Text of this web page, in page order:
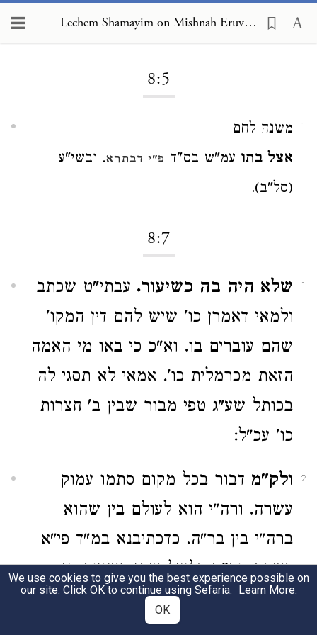
Lechem Shamayim on Mishnah Eruvin 8:5
8:5
1
משנה לחם
אצל בתו עמ"ש בס"ד פ"י דבתרא. ובשי"ע
(סל"ב).
8:7
1 שלא היה בה כשיעור. עבתי"ט שכתב
ולמאי דאמרן כו' שיש להם דין המקו'
שהם עוברים בו. וא"כ כי באו מי האמה
הזאת מכרמלית כו'. אמאי לא תסגי לה
בכותל שע"ג טפי מבור שבין ב' חצרות
כו' עכ"ל:
2 ולק"מ דבור בכל מקום סתמו עמוק
עשרה. ורה"י הוא לעולם בין שהוא
ברה"י בין בר"ה. כדכתיבנא במ"ד פי"א
דשבת. וה"ט דלעיל שתי רשויות הן.
אע"פ שהכל רשות א' היא דבר תורה
We use cookies to give you the best experience possible on
our site. Click OK to continue using Sefaria. Learn More.
OK